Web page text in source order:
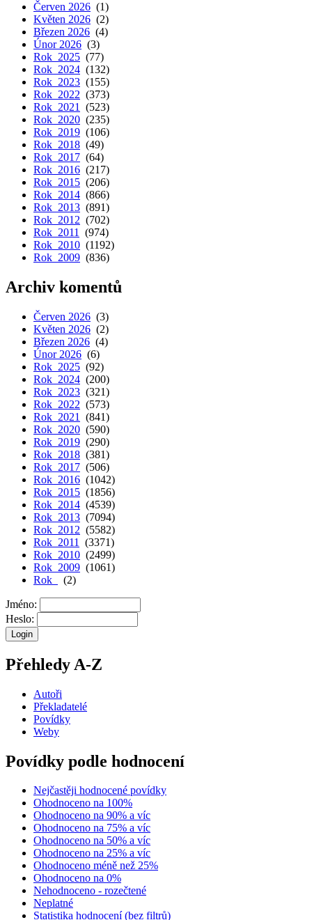
Červen 2026 (1)
Květen 2026 (2)
Březen 2026 (4)
Únor 2026 (3)
Rok 2025 (77)
Rok 2024 (132)
Rok 2023 (155)
Rok 2022 (373)
Rok 2021
(523)
Rok 2020 (235)
Rok 2019 (106)
Rok 2018 (49)
Rok 2017 (64)
Rok 2016 (217)
Rok 2015 (206)
Rok 2014 (866)
Rok 2013 (891)
Rok 2012 (702)
Rok 2011
(974)
Rok 2010 (1192)
Rok 2009 (836)
Archiv komentů
Červen 2026 (3)
Květen 2026 (2)
Březen 2026 (4)
Únor 2026 (6)
Rok 2025 (92)
Rok 2024 (200)
Rok 2023 (321)
Rok 2022 (573)
Rok 2021
(841)
Rok 2020 (590)
Rok 2019 (290)
Rok 2018 (381)
Rok 2017 (506)
Rok 2016 (1042)
Rok 2015 (1856)
Rok 2014 (4539)
Rok 2013 (7094)
Rok 2012 (5582)
Rok 2011
(3371)
Rok 2010 (2499)
Rok 2009 (1061)
Rok
(2)
Jméno:
Heslo:
Přehledy A-Z
Autoři
Překladatelé
Povídky
Weby
Povídky podle hodnocení
Nejčastěji hodnocené povídky
Ohodnoceno na 100%
Ohodnoceno na 90% a víc
Ohodnoceno na 75% a víc
Ohodnoceno na 50% a víc
Ohodnoceno na 25% a víc
Ohodnoceno méně než 25%
Ohodnoceno na 0%
Nehodnoceno - rozečtené
Neplatné
Statistika hodnocení (bez filtrů)